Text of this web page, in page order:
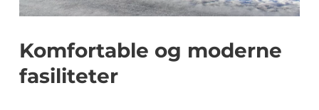
Komfortable og moderne
fasiliteter